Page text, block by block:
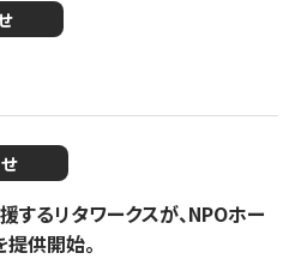
するリタワークスが、NPOホー
供開始。